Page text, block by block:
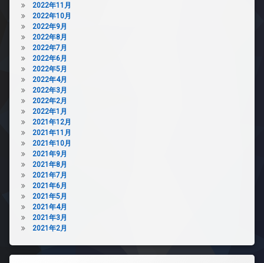
2022年11月
2022年10月
2022年9月
2022年8月
2022年7月
2022年6月
2022年5月
2022年4月
2022年3月
2022年2月
2022年1月
2021年12月
2021年11月
2021年10月
2021年9月
2021年8月
2021年7月
2021年6月
2021年5月
2021年4月
2021年3月
2021年2月